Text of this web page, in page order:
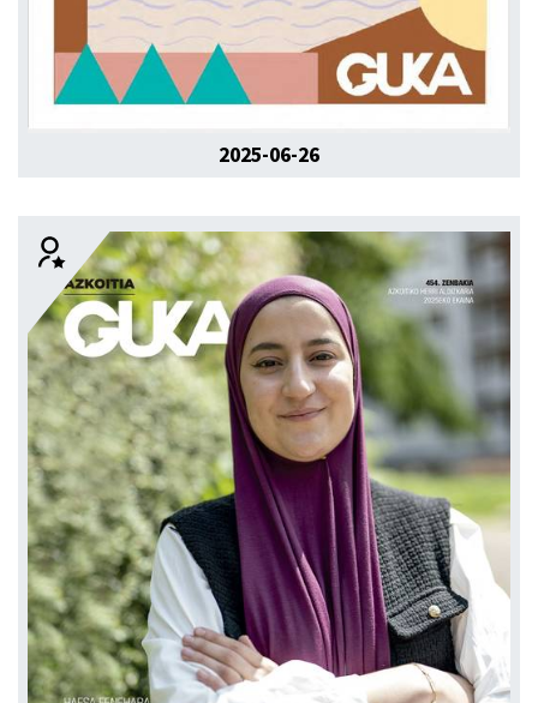
2025-06-26